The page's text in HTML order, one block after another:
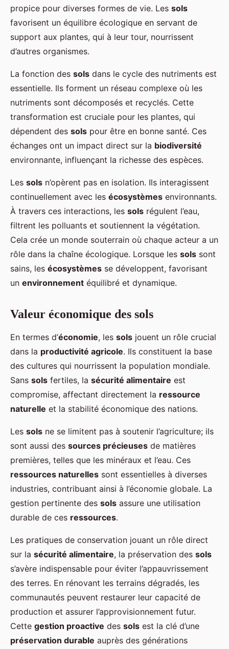
propice pour diverses formes de vie. Les sols
favorisent un équilibre écologique en servant de
support aux plantes, qui à leur tour, nourrissent
d’autres organismes.
La fonction des sols dans le cycle des nutriments est
essentielle. Ils forment un réseau complexe où les
nutriments sont décomposés et recyclés. Cette
transformation est cruciale pour les plantes, qui
dépendent des sols pour être en bonne santé. Ces
échanges ont un impact direct sur la biodiversité
environnante, influençant la richesse des espèces.
Les sols n’opèrent pas en isolation. Ils interagissent
continuellement avec les écosystèmes environnants.
À travers ces interactions, les sols régulent l’eau,
filtrent les polluants et soutiennent la végétation.
Cela crée un monde souterrain où chaque acteur a un
rôle dans la chaîne écologique. Lorsque les sols sont
sains, les écosystèmes se développent, favorisant
un environnement équilibré et dynamique.
Valeur économique des sols
En termes d’économie, les sols jouent un rôle crucial
dans la productivité agricole. Ils constituent la base
des cultures qui nourrissent la population mondiale.
Sans sols fertiles, la sécurité alimentaire est
compromise, affectant directement la ressource
naturelle et la stabilité économique des nations.
Les sols ne se limitent pas à soutenir l’agriculture; ils
sont aussi des sources précieuses de matières
premières, telles que les minéraux et l’eau. Ces
ressources naturelles sont essentielles à diverses
industries, contribuant ainsi à l’économie globale. La
gestion pertinente des sols assure une utilisation
durable de ces ressources.
Les pratiques de conservation jouant un rôle direct
sur la sécurité alimentaire, la préservation des sols
s’avère indispensable pour éviter l’appauvrissement
des terres. En rénovant les terrains dégradés, les
communautés peuvent restaurer leur capacité de
production et assurer l’approvisionnement futur.
Cette gestion proactive des sols est la clé d’une
préservation durable auprès des générations